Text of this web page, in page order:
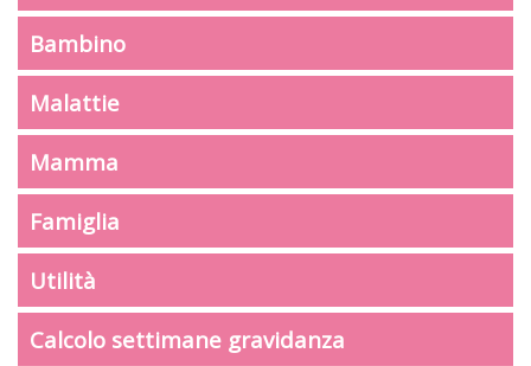
Bambino
Malattie
Mamma
Famiglia
Utilità
Calcolo settimane gravidanza